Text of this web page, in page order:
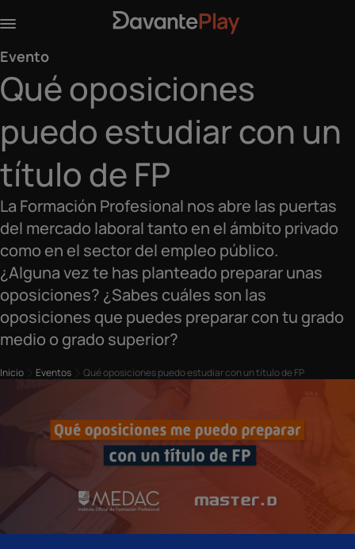
Evento
Qué oposiciones
puedo estudiar con un
título de FP
La Formación Profesional nos abre las puertas
del mercado laboral tanto en el ámbito privado
como en el sector del empleo público.
¿Alguna vez te has planteado preparar unas
oposiciones? ¿Sabes cuáles son las
oposiciones que puedes preparar con tu grado
medio o grado superior?
Inicio Eventos Qué oposiciones puedo estudiar con un título de FP